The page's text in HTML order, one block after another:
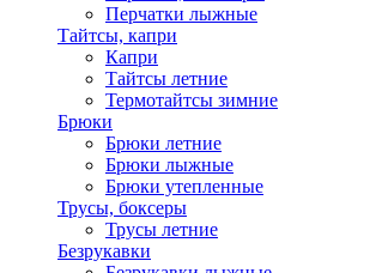
Перчатки лыжные
Тайтсы, капри
Капри
Тайтсы летние
Термотайтсы зимние
Брюки
Брюки летние
Брюки лыжные
Брюки утепленные
Трусы, боксеры
Трусы летние
Безрукавки